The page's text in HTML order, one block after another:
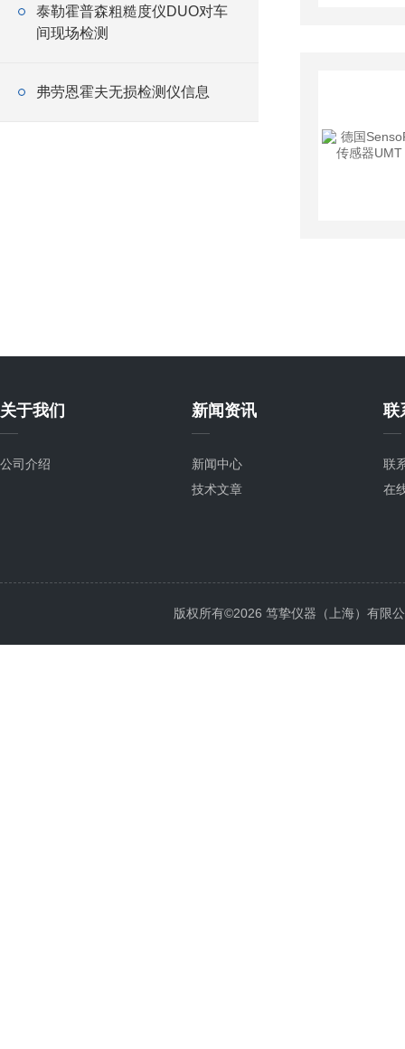
泰勒霍普森粗糙度仪DUO对车
间现场检测
弗劳恩霍夫无损检测仪信息
关于我们
公司介绍
新闻资讯
新闻中心
技术文章
联
联
在
版权所有©2026 笃挚仪器（上海）有限